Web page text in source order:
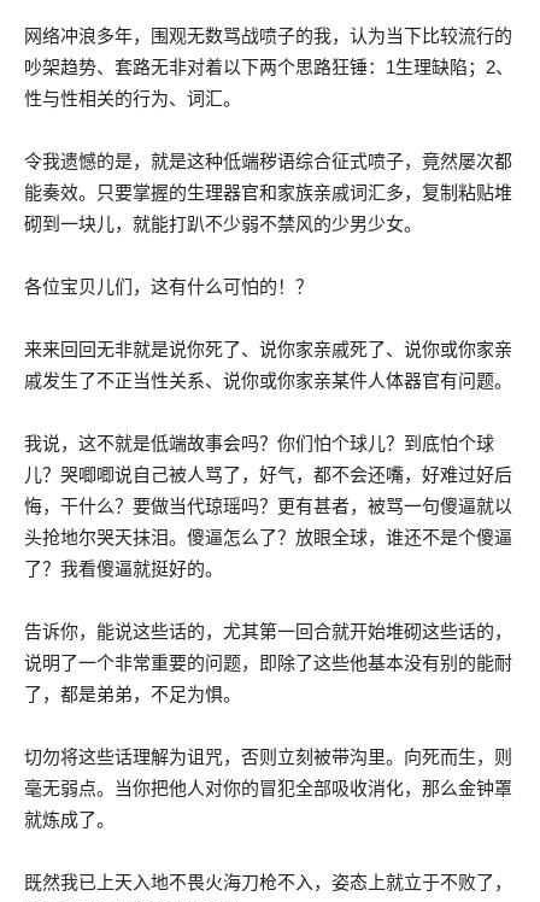
网络冲浪多年，围观无数骂战喷子的我，认为当下比较流行的
吵架趋势、套路无非对着以下两个思路狂锤：1生理缺陷；2、
性与性相关的行为、词汇。
令我遗憾的是，就是这种低端秽语综合征式喷子，竟然屡次都
能奏效。只要掌握的生理器官和家族亲戚词汇多，复制粘贴堆
砌到一块儿，就能打趴不少弱不禁风的少男少女。
各位宝贝儿们，这有什么可怕的！？
来来回回无非就是说你死了、说你家亲戚死了、说你或你家亲
戚发生了不正当性关系、说你或你家亲某件人体器官有问题。
我说，这不就是低端故事会吗？你们怕个球儿？到底怕个球
儿？哭唧唧说自己被人骂了，好气，都不会还嘴，好难过好后
悔，干什么？要做当代琼瑶吗？更有甚者，被骂一句傻逼就以
头抢地尔哭天抹泪。傻逼怎么了？放眼全球，谁还不是个傻逼
了？我看傻逼就挺好的。
告诉你，能说这些话的，尤其第一回合就开始堆砌这些话的，
说明了一个非常重要的问题，即除了这些他基本没有别的能耐
了，都是弟弟，不足为惧。
切勿将这些话理解为诅咒，否则立刻被带沟里。向死而生，则
毫无弱点。当你把他人对你的冒犯全部吸收消化，那么金钟罩
就炼成了。
既然我已上天入地不畏火海刀枪不入，姿态上就立于不败了，